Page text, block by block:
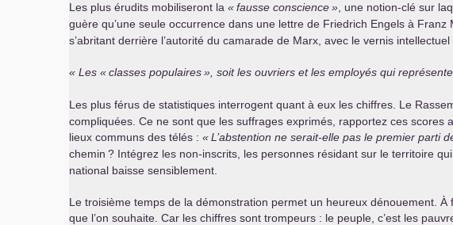
Les plus érudits mobiliseront la «fausse conscience» , une notion-clé sur
guère qu’une seule occurrence dans une lettre de Friedrich Engels à Franz
s’abritant derrière l’autorité du camarade de Marx, avec le vernis intellectuel
Les «classes populaires», soit les ouvriers et les employés qui
Les plus férus de statistiques interrogent quant à eux les chiffres. Le
compliquées. Ce ne sont que les suffrages exprimés, rapportez ces
lieux communs des télés : «L’abstention ne serait-elle pas le premier parti
chemin ? Intégrez les non-inscrits, les personnes résidant sur le territoire
national baisse sensiblement.
Le troisième temps de la démonstration permet un heureux dénouement.
que l’on souhaite. Car les chiffres sont trompeurs : le peuple, c’est les